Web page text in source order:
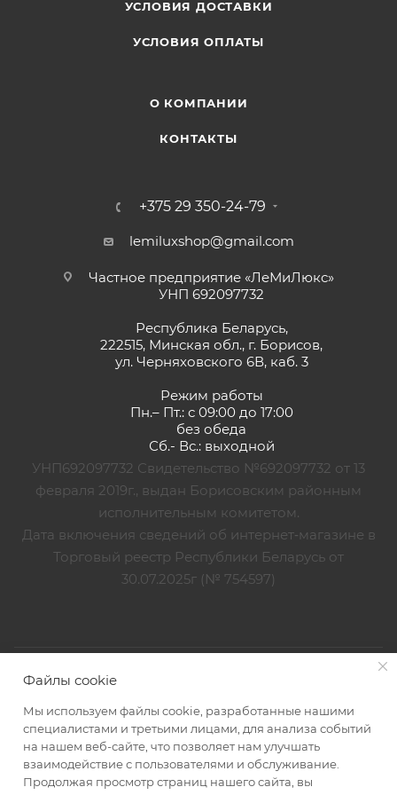
Посадочный диаметр, мм: 22.2;
Основание: штампованное;
Упаковка: индивидуальный блистер с отверстием
УСЛОВИЯ ДОСТАВКИ
УСЛОВИЯ ОПЛАТЫ
О КОМПАНИИ
КОНТАКТЫ
+375 29 350-24-79
lemiluxshop@gmail.com
Частное предприятие «ЛеМиЛюкс»
УНП 692097732
Республика Беларусь,
222515, Минская обл., г. Борисов,
ул. Черняховского 6В, каб. 3
Режим работы
Пн.– Пт.: с 09:00 до 17:00
без обеда
Сб.- Вс.: выходной
УНП692097732 Свидетельство №692097732 от 13
февраля 2019г., выдан Борисовским районным
исполнительным комитетом.
Дата включения сведений об интернет‑магазине в
Торговый реестр Республики Беларусь от
30.07.2025г (№ 754597)
Файлы cookie
Мы используем файлы cookie, разработанные нашими
специалистами и третьими лицами, для анализа событий
на нашем веб-сайте, что позволяет нам улучшать
взаимодействие с пользователями и обслуживание.
Продолжая просмотр страниц нашего сайта, вы